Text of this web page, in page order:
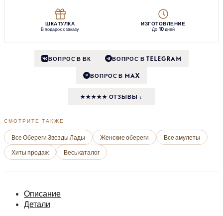
ШКАТУЛКА
В подарок к заказу
ИЗГОТОВЛЕНИЕ
До 10 дней
ВОПРОС В ВК ВОПРОС В TELEGRAM
M ВОПРОС В MAX
★★★★★ ОТЗЫВЫ ↓
СМОТРИТЕ ТАКЖЕ
Все Обереги Звезды Лады Женские обереги
Все амулеты
Хиты продаж
Весь каталог
Описание
Детали